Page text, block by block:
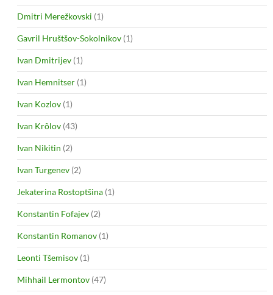
Dmitri Merežkovski (1)
Gavril Hruštšov-Sokolnikov (1)
Ivan Dmitrijev (1)
Ivan Hemnitser (1)
Ivan Kozlov (1)
Ivan Krõlov (43)
Ivan Nikitin (2)
Ivan Turgenev (2)
Jekaterina Rostoptšina (1)
Konstantin Fofajev (2)
Konstantin Romanov (1)
Leonti Tšemisov (1)
Mihhail Lermontov (47)